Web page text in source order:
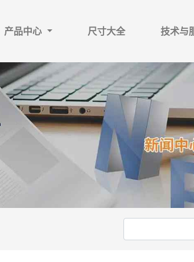
产品中心 尺寸大全 技术与